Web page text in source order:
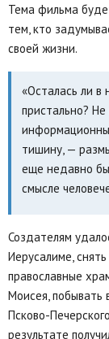
Тема фильма
тем, кто
своей жизни.
«Осталась ли в
пристально?
тишину, —
еще недавно
смысле
Создателям
Иерусалиме,
православные
Моисея, побывать
Псково-
результате